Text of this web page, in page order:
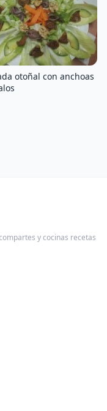
otoñal con anchoas
y cocinas recetas